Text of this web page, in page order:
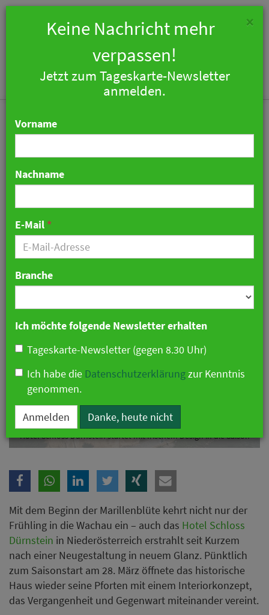
Hotel Schloss Dürnstein
startet mit frischem
Design in die Saison
Hotel Schloss Dürnstein startet mit frischem Design in die Saison
Mit dem Beginn der Marillenblüte kehrt nicht nur der
Frühling in die Wachau ein – auch das Hotel Schloss
Dürnstein in Niederösterreich erstrahlt seit Kurzem
nach einer Neugestaltung in neuem Glanz. Pünktlich
zum Saisonstart am 28. März öffnete das historische
Haus wieder seine Pforten mit einem Interiorkonzept,
das Vergangenheit und Gegenwart miteinander vereint.
×
Keine Nachricht mehr
verpassen!
Jetzt zum Tageskarte-Newsletter
anmelden.
Vorname
Nachname
E-Mail *
Branche
Ich möchte folgende Newsletter erhalten
Tageskarte-Newsletter (gegen 8.30 Uhr)
Ich habe die Datenschutzerklärungzur Kenntnis
genommen.
Anmelden Danke, heute nicht